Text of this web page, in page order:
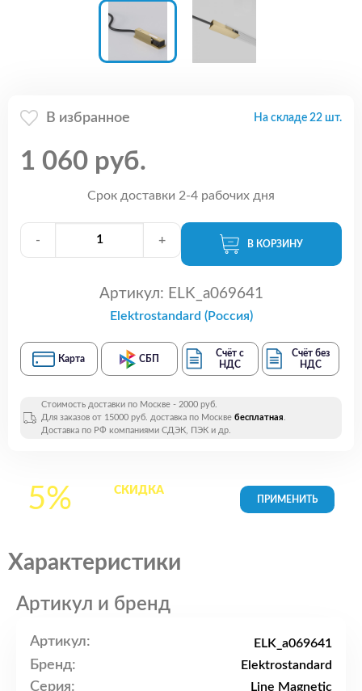
В избранное На складе 22 шт.
1 060 руб.
Срок доставки 2-4 рабочих дня
- + В КОРЗИНУ
Артикул: ELK_a069641
Elektrostandard (Россия)
Карта СБП
Счёт с
НДС
Счёт без
НДС
Стоимость доставки по Москве - 2000 руб.
Для заказов от 15000 руб. доставка по Москве бесплатная.
Доставка по РФ компаниями СДЭК, ПЭК и др.
5% СКИДКАна все
Характеристики
Артикул и бренд
Артикул: ELK_a069641
Бренд: Elektrostandard
Серия: Line Magnetic